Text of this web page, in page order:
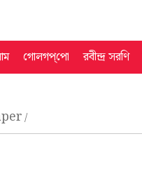
গোলগপ্‌পো রবীন্দ্র সরণি